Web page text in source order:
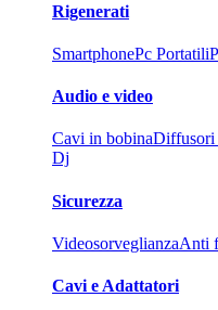
Rigenerati
SmartphonePc Portatili
Audio e video
Cavi in bobinaDiffusori
Dj
Sicurezza
VideosorveglianzaAnti
Cavi e Adattatori